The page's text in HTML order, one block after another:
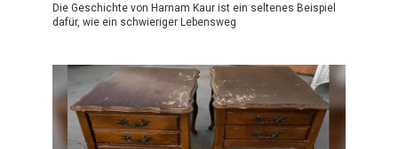
Die Geschichte von Harnam Kaur ist ein seltenes Beispiel
dafür, wie ein schwieriger Lebensweg